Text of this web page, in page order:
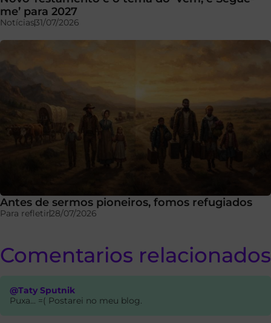
me’ para 2027
Notícias31/07/2026
Antes de sermos pioneiros, fomos refugiados
Para refletir28/07/2026
Comentarios relacionados
@Taty Sputnik
Puxa... =( Postarei no meu blog.